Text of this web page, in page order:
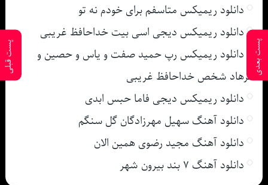
پست بعدی پست قبلی
دانلود ریمیکس متاسفم برای خودم نه تو
دانلود ریمیکس دیجی اسی بیت خداحافظ غریبی
دانلود ریمیکس رپ حمید صفت و یاس و حصین و
فرهاد شخص خداحافظ غریبی
دانلود ریمیکس دیجی فاما حبس ابدی
دانلود آهنگ سهیل مهرزادگان گل سنگم
دانلود آهنگ مجید رضوی همین الان
دانلود آهنگ ۷ بند بیرون شهر